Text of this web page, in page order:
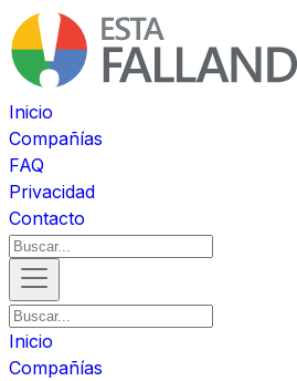
Inicio
Compañías
FAQ
Privacidad
Contacto
Inicio
Compañías